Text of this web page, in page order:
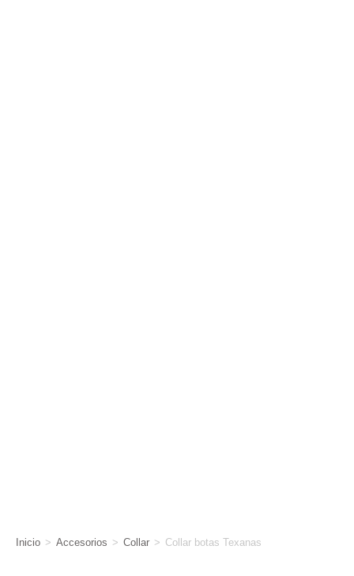
Inicio > Accesorios > Collar > Collar botas Texanas